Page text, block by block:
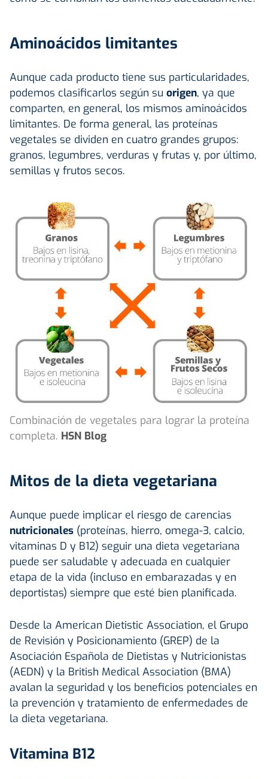
Aminoácidos limitantes
Aunque cada producto tiene sus particularidades,
podemos clasificarlos según su origen, ya que
comparten, en general, los mismos aminoácidos
limitantes. De forma general, las proteínas
vegetales se dividen en cuatro grandes grupos:
granos, legumbres, verduras y frutas y, por último,
semillas y frutos secos.
Combinación de vegetales para lograr la proteína
completa. HSN Blog
Mitos de la dieta vegetariana
Aunque puede implicar el riesgo de carencias
nutricionales (proteínas, hierro, omega-3, calcio,
vitaminas D y B12) seguir una dieta vegetariana
puede ser saludable y adecuada en cualquier
etapa de la vida (incluso en embarazadas y en
deportistas) siempre que esté bien planificada.
Desde la American Dietistic Association, el Grupo
de Revisión y Posicionamiento (GREP) de la
Asociación Española de Dietistas y Nutricionistas
(AEDN) y la British Medical Association (BMA)
avalan la seguridad y los beneficios potenciales en
la prevención y tratamiento de enfermedades de
la dieta vegetariana.
Vitamina B12